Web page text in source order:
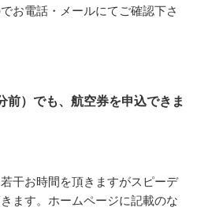
お電話・メールにてご確認下さ
前）でも、航空券を申込できま
干お時間を頂きますがスピーデ
ます。ホームページに記載のな